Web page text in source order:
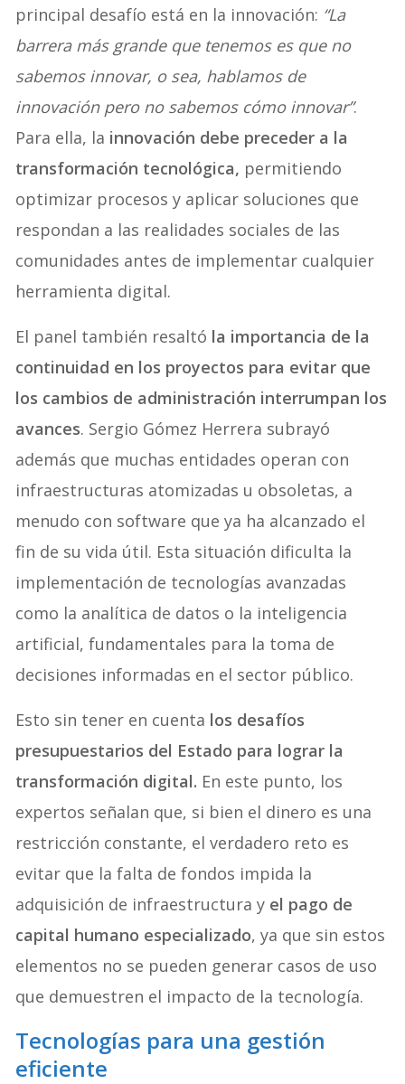
principal desafío está en la innovación: “La
barrera más grande que tenemos es que no
sabemos innovar, o sea, hablamos de
innovación pero no sabemos cómo innovar”.
Para ella, la innovación debe preceder a la
transformación tecnológica, permitiendo
optimizar procesos y aplicar soluciones que
respondan a las realidades sociales de las
comunidades antes de implementar cualquier
herramienta digital.
El panel también resaltó la importancia de la
continuidad en los proyectos para evitar que
los cambios de administración interrumpan los
avances. Sergio Gómez Herrera subrayó
además que muchas entidades operan con
infraestructuras atomizadas u obsoletas, a
menudo con software que ya ha alcanzado el
fin de su vida útil. Esta situación dificulta la
implementación de tecnologías avanzadas
como la analítica de datos o la inteligencia
artificial, fundamentales para la toma de
decisiones informadas en el sector público.
Esto sin tener en cuenta los desafíos
presupuestarios del Estado para lograr la
transformación digital. En este punto, los
expertos señalan que, si bien el dinero es una
restricción constante, el verdadero reto es
evitar que la falta de fondos impida la
adquisición de infraestructura y el pago de
capital humano especializado, ya que sin estos
elementos no se pueden generar casos de uso
que demuestren el impacto de la tecnología.
Tecnologías para una gestión
eficiente